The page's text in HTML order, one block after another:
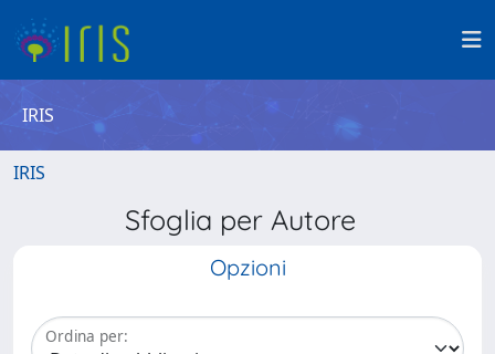
IRIS
IRIS
Sfoglia per Autore
Opzioni
Ordina per: